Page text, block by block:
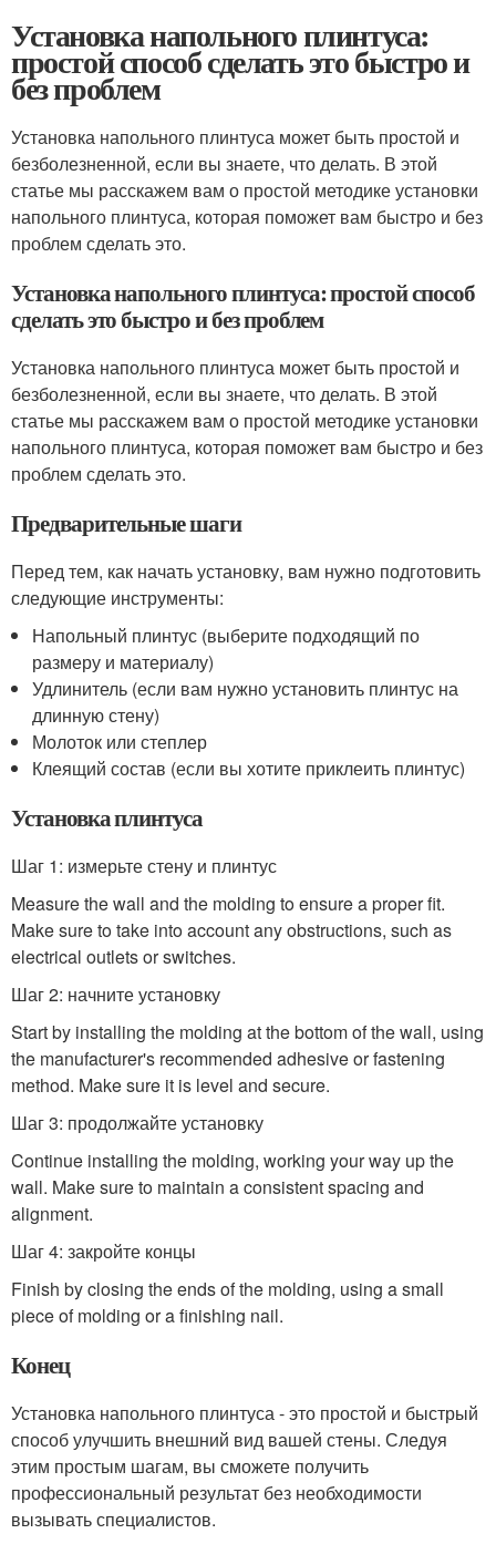
Установка напольного плинтуса:
простой способ сделать это быстро и
без проблем
Установка напольного плинтуса может быть простой и
безболезненной, если вы знаете, что делать. В этой
статье мы расскажем вам о простой методике установки
напольного плинтуса, которая поможет вам быстро и без
проблем сделать это.
Установка напольного плинтуса: простой способ
сделать это быстро и без проблем
Установка напольного плинтуса может быть простой и
безболезненной, если вы знаете, что делать. В этой
статье мы расскажем вам о простой методике установки
напольного плинтуса, которая поможет вам быстро и без
проблем сделать это.
Предварительные шаги
Перед тем, как начать установку, вам нужно подготовить
следующие инструменты:
Напольный плинтус (выберите подходящий по
размеру и материалу)
Удлинитель (если вам нужно установить плинтус на
длинную стену)
Молоток или степлер
Клеящий состав (если вы хотите приклеить плинтус)
Установка плинтуса
Шаг 1: измерьте стену и плинтус
Measure the wall and the molding to ensure a proper fit.
Make sure to take into account any obstructions, such as
electrical outlets or switches.
Шаг 2: начните установку
Start by installing the molding at the bottom of the wall, using
the manufacturer's recommended adhesive or fastening
method. Make sure it is level and secure.
Шаг 3: продолжайте установку
Continue installing the molding, working your way up the
wall. Make sure to maintain a consistent spacing and
alignment.
Шаг 4: закройте концы
Finish by closing the ends of the molding, using a small
piece of molding or a finishing nail.
Конец
Установка напольного плинтуса - это простой и быстрый
способ улучшить внешний вид вашей стены. Следуя
этим простым шагам, вы сможете получить
профессиональный результат без необходимости
вызывать специалистов.